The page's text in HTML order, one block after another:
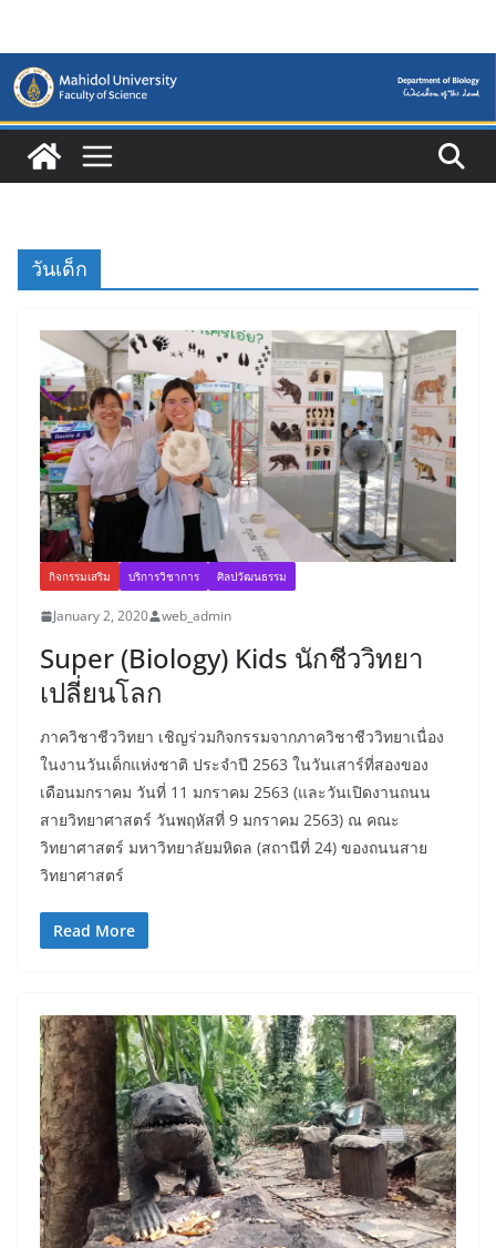
content
วันเด็ก
กิจกรรมเสริม บริการวิชาการ ศิลปวัฒนธรรม
January 2, 2020 web_admin
Super (Biology) Kids นักชีววิทยา
เปลี่ยนโลก
ภาควิชาชีววิทยา เชิญร่วมกิจกรรมจากภาควิชาชีววิทยาเนื่อง
ในงานวันเด็กแห่งชาติ ประจำปี 2563 ในวันเสาร์ที่สองของ
เดือนมกราคม วันที่ 11 มกราคม 2563 (และวันเปิดงานถนน
สายวิทยาศาสตร์ วันพฤหัสที่ 9 มกราคม 2563) ณ คณะ
วิทยาศาสตร์ มหาวิทยาลัยมหิดล (สถานีที่ 24) ของถนนสาย
วิทยาศาสตร์
Read More